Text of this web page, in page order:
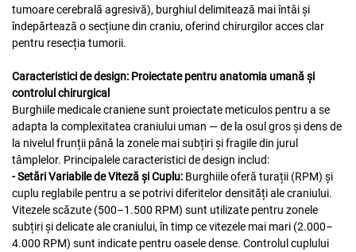
tumoare cerebrală agresivă), burghiul delimitează mai întâi și
îndepărtează o secțiune din craniu, oferind chirurgilor acces clar
pentru resecția tumorii.
Caracteristici de design: Proiectate pentru anatomia umană și
controlul chirurgical
Burghiile medicale craniene sunt proiectate meticulos pentru a se
adapta la complexitatea craniului uman — de la osul gros și dens de
la nivelul frunții până la zonele mai subțiri și fragile din jurul
tâmplelor. Principalele caracteristici de design includ:
- Setări Variabile de Viteză și Cuplu: Burghiile oferă turații (RPM) și
cuplu reglabile pentru a se potrivi diferitelor densități ale craniului.
Vitezele scăzute (500–1.500 RPM) sunt utilizate pentru zonele
subțiri și delicate ale craniului, în timp ce vitezele mai mari (2.000–
4.000 RPM) sunt indicate pentru oasele dense. Controlul cuplului